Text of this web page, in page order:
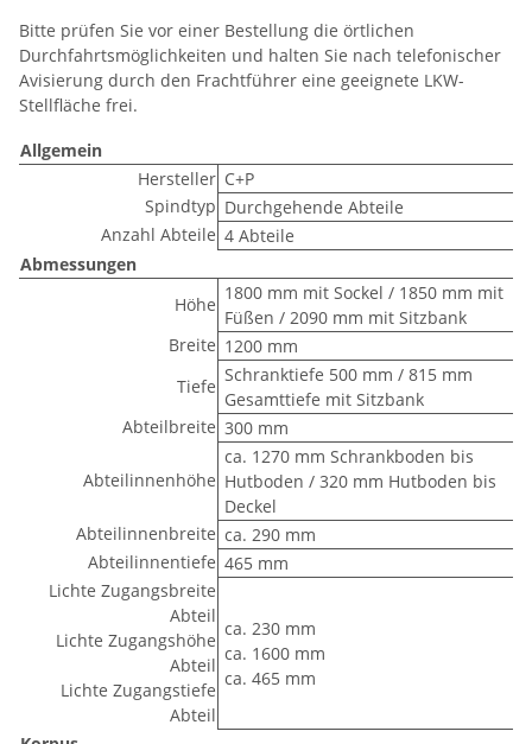
Bitte prüfen Sie vor einer Bestellung die örtlichen
Durchfahrtsmöglichkeiten und halten Sie nach telefonischer
Avisierung durch den Frachtführer eine geeignete LKW-
Stellfläche frei.
Allgemein
Hersteller C+P
Spindtyp Durchgehende Abteile
Anzahl Abteile 4 Abteile
Abmessungen
Höhe
1800 mm mit Sockel / 1850 mm mit
Füßen / 2090 mm mit Sitzbank
Breite 1200 mm
Tiefe
Schranktiefe 500 mm / 815 mm
Gesamttiefe mit Sitzbank
Abteilbreite 300 mm
Abteilinnenhöhe
ca. 1270 mm Schrankboden bis
Hutboden / 320 mm Hutboden bis
Deckel
Abteilinnenbreite ca. 290 mm
Abteilinnentiefe 465 mm
Lichte Zugangsbreite
Abteil
Lichte Zugangshöhe
Abteil
Lichte Zugangstiefe
Abteil
ca. 230 mm
ca. 1600 mm
ca. 465 mm